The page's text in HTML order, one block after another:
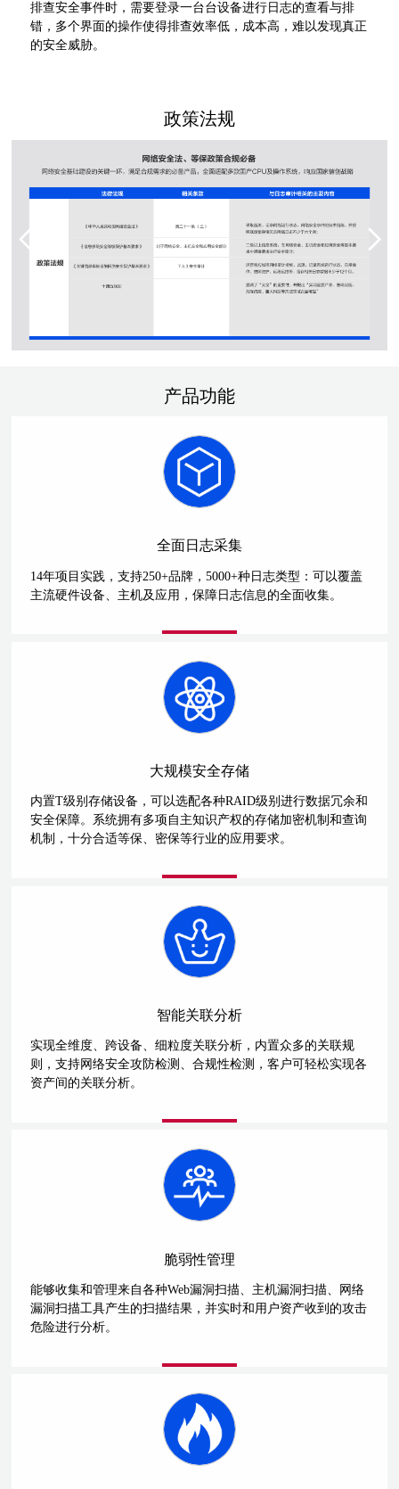
排查安全事件时，需要登录一台台设备进行日志的查看与排
错，多个界面的操作使得排查效率低，成本高，难以发现真正
的安全威胁。
政策法规
产品功能
全面日志采集
14年项目实践，支持250+品牌，5000+种日志类型：可以覆盖
主流硬件设备、主机及应用，保障日志信息的全面收集。
大规模安全存储
内置T级别存储设备，可以选配各种RAID级别进行数据冗余和
安全保障。系统拥有多项自主知识产权的存储加密机制和查询
机制，十分合适等保、密保等行业的应用要求。
智能关联分析
实现全维度、跨设备、细粒度关联分析，内置众多的关联规
则，支持网络安全攻防检测、合规性检测，客户可轻松实现各
资产间的关联分析。
脆弱性管理
能够收集和管理来自各种Web漏洞扫描、主机漏洞扫描、网络
漏洞扫描工具产生的扫描结果，并实时和用户资产收到的攻击
危险进行分析。